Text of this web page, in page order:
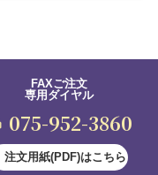
FAXご注文
専用ダイヤル
075-952-3860
注文用紙(PDF)はこちら